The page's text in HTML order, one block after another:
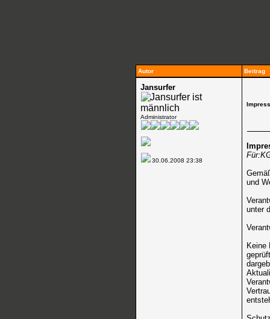
Autor Beitrag
Jansurfer
Administrator
30.06.200823:38
und
unter
Keine